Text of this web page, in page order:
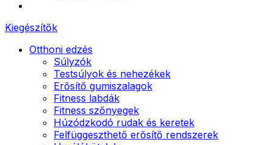
Kiegészítők
Otthoni edzés
Súlyzók
Testsúlyok és nehezékek
Erősítő gumiszalagok
Fitness labdák
Fitness szőnyegek
Húzódzkodó rudak és keretek
Felfüggeszthető erősítő rendszerek